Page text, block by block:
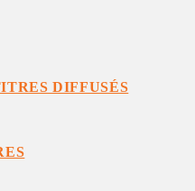
DIFFUSÉS